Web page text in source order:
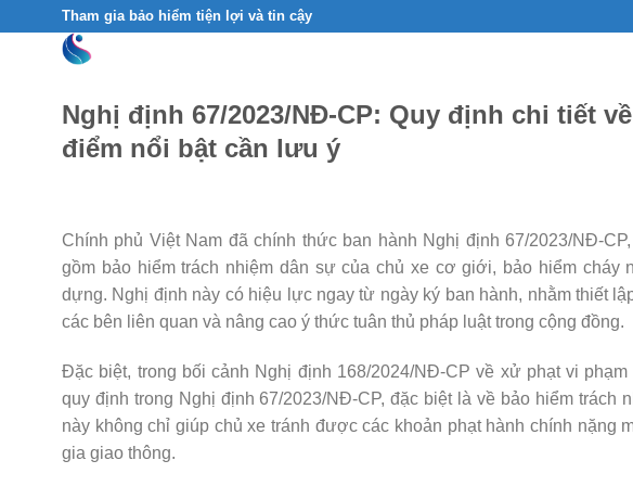
Tham gia bảo hiểm tiện lợi và tin cậy
Nghị định 67/2023/NĐ-CP: Quy định chi tiết
điểm nổi bật cần lưu ý
Chính phủ Việt Nam đã chính thức ban hành Nghị định 67/2023/NĐ-
gồm bảo hiểm trách nhiệm dân sự của chủ xe cơ giới, bảo hiểm cháy
dựng. Nghị định này có hiệu lực ngay từ ngày ký ban hành, nhằm thiết
các bên liên quan và nâng cao ý thức tuân thủ pháp luật trong cộng đồng.
Đặc biệt, trong bối cảnh Nghị định 168/2024/NĐ-CP về xử phạt vi
quy định trong Nghị định 67/2023/NĐ-CP, đặc biệt là về bảo hiểm
này không chỉ giúp chủ xe tránh được các khoản phạt hành chính nặng
gia giao thông.